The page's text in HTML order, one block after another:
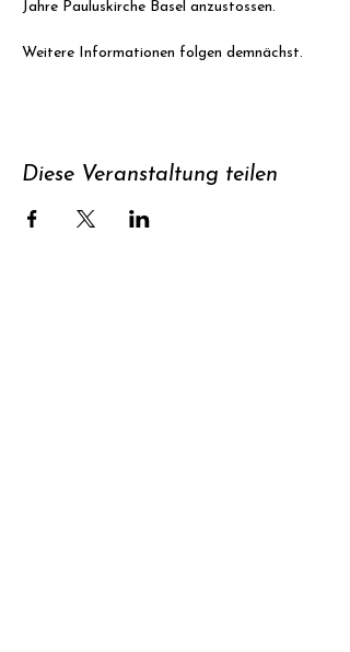
Jahre Pauluskirche Basel anzustossen.
Weitere Informationen folgen demnächst.
Diese Veranstaltung teilen